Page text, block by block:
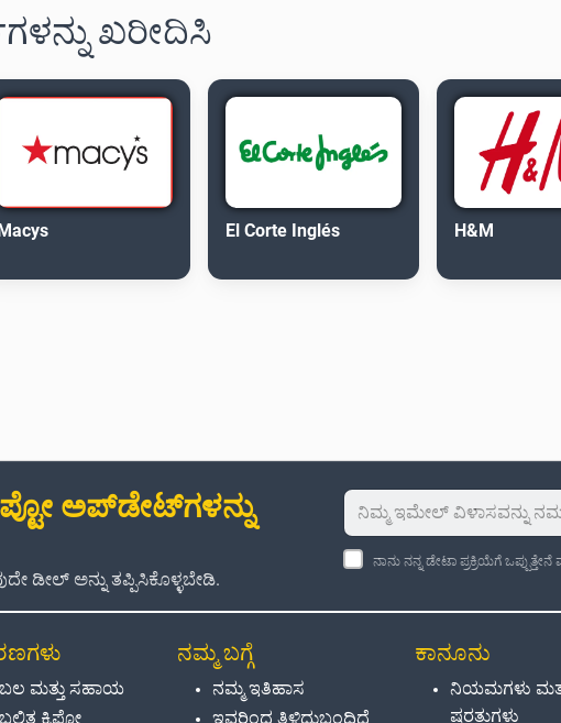
ಖರೀದಿಸಿ
El Corte Inglés H&M
ಅಪ್‌ಡೇಟ್‌ಗಳನ್ನು
ಡೀಲ್ ಅನ್ನು ತಪ್ಪಿಸಿಕೊಳ್ಳಬೇಡಿ.
ನಾನು ನನ್ನ ಡೇಟಾ ಪ್ರಕ್ರಿಯೆಗೆ ಒಪ್ಪುತ್ತೇನೆ
ಮತ್ತು ಸಹಾಯ
ಕ್ರಿಪ್ಟೋ
ನಮ್ಮ ಬಗ್ಗೆ
ನಮ್ಮ ಇತಿಹಾಸ
ಇವರಿಂದ ತಿಳಿದುಬಂದಿದೆ
ಕಾನೂನು
ನಿಯಮಗಳು
ಷರತ್ತುಗಳು